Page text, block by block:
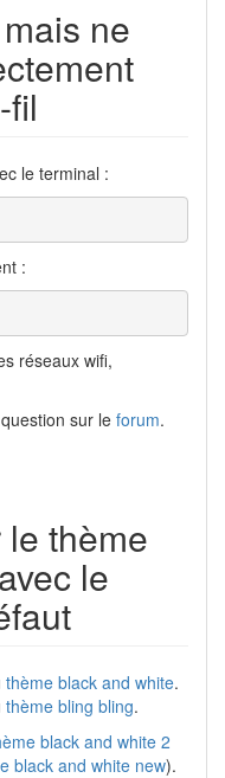
ne
fil
le terminal :
:
réseaux wifi,
sur le forum.
thème
le
thème black and white.
thème bling bling.
black and white 2
black and white new).